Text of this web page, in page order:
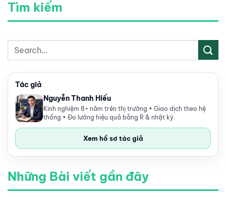
Tìm kiếm
Tác giả
Nguyễn Thanh Hiếu
Kinh nghiệm 8+ năm trên thị trường • Giao dịch theo hệ
thống • Đo lường hiệu quả bằng R & nhật ký.
Xem hồ sơ tác giả
Những Bài viết gần đây